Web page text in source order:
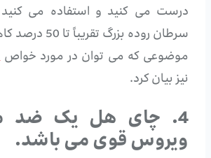
درست می کنید و استفاده می کنید
سرطان روده بزرگ
موضوعی که می توان در مورد خواص
نیز بیان کرد.
4. چای هل یک ضد
ویروس قوی می باشد.